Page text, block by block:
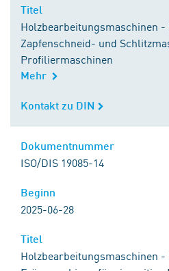
Titel
Holzbearbeitungsmaschinen
Zapfenschneid- und
Profiliermaschinen
Mehr
Kontakt zu DIN
Kontakt zu DIN
Dokumentnummer
ISO/DIS 19085-14
Beginn
2025-06-28
Titel
Holzbearbeitungsmaschinen